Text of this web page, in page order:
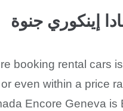
إينكوري جنوة
booking rental cars is
even within a price
Encore Geneva is